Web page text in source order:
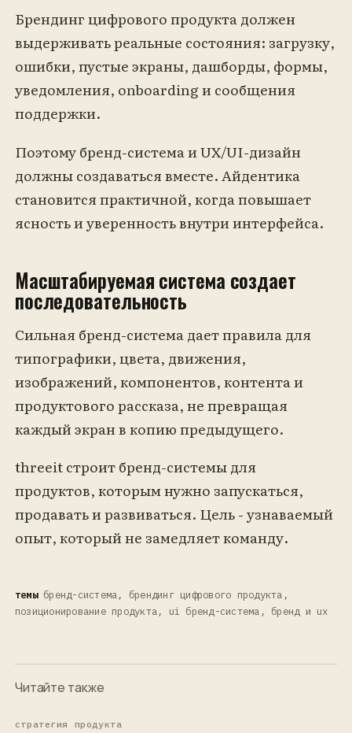
Брендинг цифрового продукта должен
выдерживать реальные состояния: загрузку,
ошибки, пустые экраны, дашборды, формы,
уведомления, onboarding и сообщения
поддержки.
Поэтому бренд-система и UX/UI-дизайн
должны создаваться вместе. Айдентика
становится практичной, когда повышает
ясность и уверенность внутри интерфейса.
Масштабируемая система создает
последовательность
Сильная бренд-система дает правила для
типографики, цвета, движения,
изображений, компонентов, контента и
продуктового рассказа, не превращая
каждый экран в копию предыдущего.
threeit строит бренд-системы для
продуктов, которым нужно запускаться,
продавать и развиваться. Цель - узнаваемый
опыт, который не замедляет команду.
темыбренд-система, брендинг цифрового продукта,
позиционирование продукта, ui бренд-система, бренд и ux
Читайте также
стратегия продукта